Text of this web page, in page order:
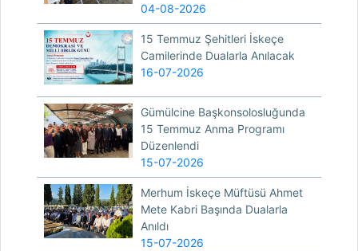
04-08-2026
15 Temmuz Şehitleri İskeçe
Camilerinde Dualarla Anılacak
16-07-2026
Gümülcine Başkonsolosluğunda
15 Temmuz Anma Programı
Düzenlendi
15-07-2026
Merhum İskeçe Müftüsü Ahmet
Mete Kabri Başında Dualarla
Anıldı
15-07-2026